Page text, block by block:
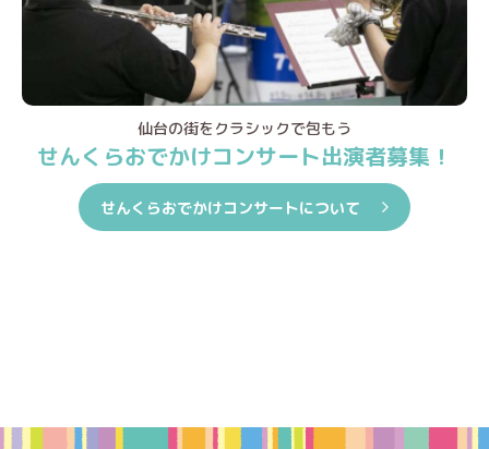
仙台の街をクラシックで包もう
せんくらおでかけコンサート出演者募集！
せんくらおでかけコンサートについて